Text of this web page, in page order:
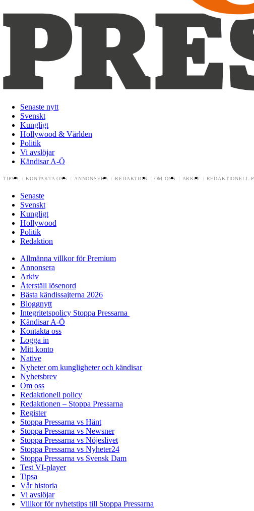
Senaste nytt
Svenskt
Kungligt
Hollywood & Världen
Politik
Vi avslöjar
Kändisar A-Ö
TIPSA KONTAKTA OSS ANNONSERA REDAKTION OM OSS ARKIV REDAKTIONELL
Senaste
Svenskt
Kungligt
Hollywood
Politik
Redaktion
Allmänna villkor för Premium
Annonsera
Arkiv
Återställ lösenord
Bästa kändissajterna 2026
Bloggnytt
Integritetspolicy Stoppa Pressarna
Kändisar A-Ö
Kontakta oss
Logga in
Mitt konto
Native
Nyheter om kungligheter och kändisar
Nyhetsbrev
Om oss
Redaktionell policy
Redaktionen – Stoppa Pressarna
Register
Stoppa Pressarna vs Hänt
Stoppa Pressarna vs Newsner
Stoppa Pressarna vs Nöjeslivet
Stoppa Pressarna vs Nyheter24
Stoppa Pressarna vs Svensk Dam
Test VI-player
Tipsa
Vår historia
Vi avslöjar
Villkor för nyhetstips till Stoppa Pressarna